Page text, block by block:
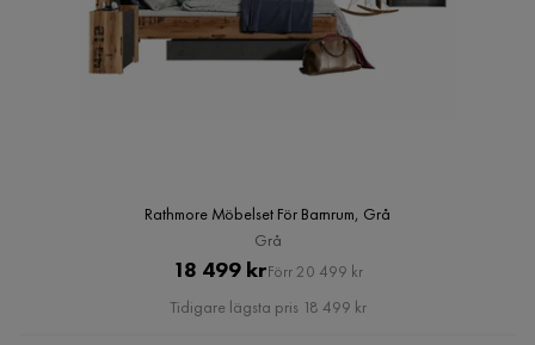
Rathmore Möbelset För Barnrum, Grå
Grå
Pris
18 499 krOriginal
Pris
Förr 20 499 kr
Tidigare lägsta pris 18 499 kr